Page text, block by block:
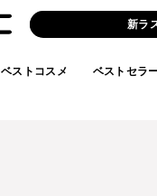
新ラ
ベストコスメ ベストセラ